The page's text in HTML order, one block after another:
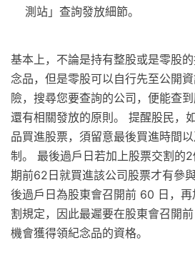
測站」查詢發放細節。
基本上，不論是持有整股或是零股
念品，但是零股可以自行先至公開
險，搜尋您要查詢的公司，便能查
還有相關發放的原則。 提醒股民，
品買進股票，須留意最後買進時間
制。 最後過戶日若加上股票交割的
期前62日就買進該公司股票才有參
後過戶日為股東會召開前 60 日，
割規定，因此最遲要在股東會召開
機會獲得領紀念品的資格。